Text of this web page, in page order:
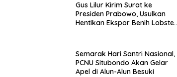
Gus Lilur Kirim Surat ke
Presiden Prabowo, Usulkan
Hentikan Ekspor Benih Lobster
Semarak Hari Santri Nasional,
PCNU Situbondo Akan Gelar
Apel di Alun-Alun Besuki